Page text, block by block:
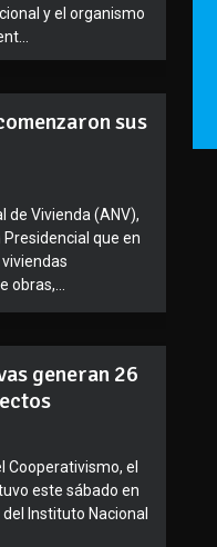
y el organismo
sus
de Vivienda (ANV),
Presidencial que en
generan 26
Cooperativismo, el
este sábado en
Instituto Nacional